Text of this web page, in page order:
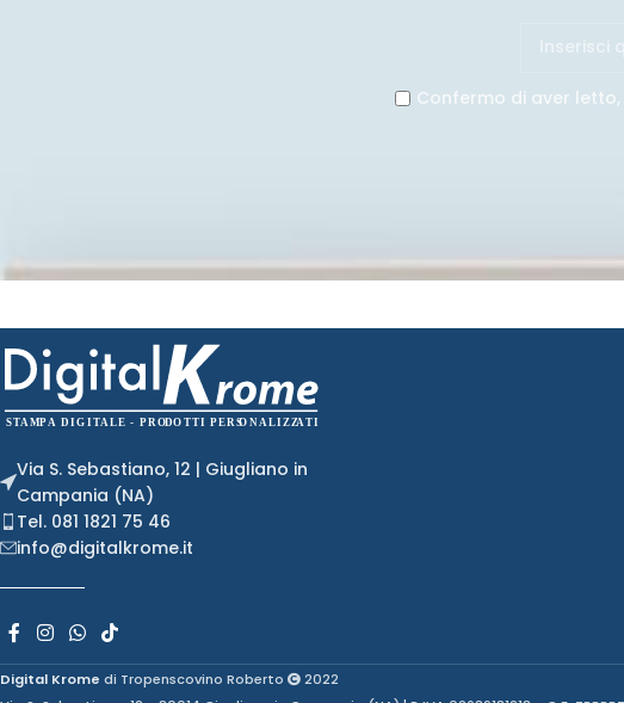
Confermo di aver
Via S. Sebastiano, 12 | Giugliano in
Campania (NA)
Tel. 081 1821 75 46
info@digitalkrome.it
Digital Krome di Tropenscovino Roberto
2022